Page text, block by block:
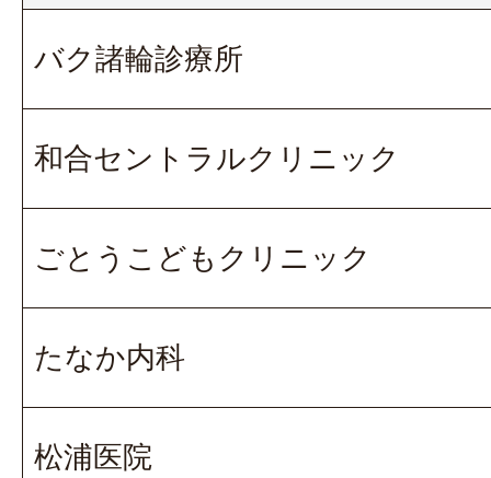
バク諸輪診療所
和合セントラルクリニック
ごとうこどもクリニック
たなか内科
松浦医院